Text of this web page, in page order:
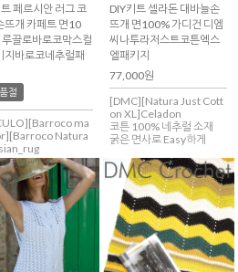
페르시안 러그 코
뜨개 카페트 면10
끌로바로코막스컬
지바로코네추럴패
절
ma
Natura
DIY키트 셀라돈 대바늘손
뜨개 면100% 가디건 디엠
씨나투라저스트코튼엑스
엘패키지
77,000원
[DMC][Natura Just Cott
on XL]Celadon
코튼 100% 네추럴 소재
굵은 면사로 Easy하게